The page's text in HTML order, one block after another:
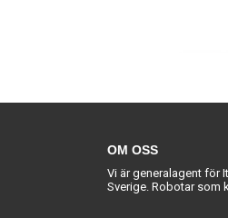
OM OSS
Vi är generalagent för
Sverige. Robotar som